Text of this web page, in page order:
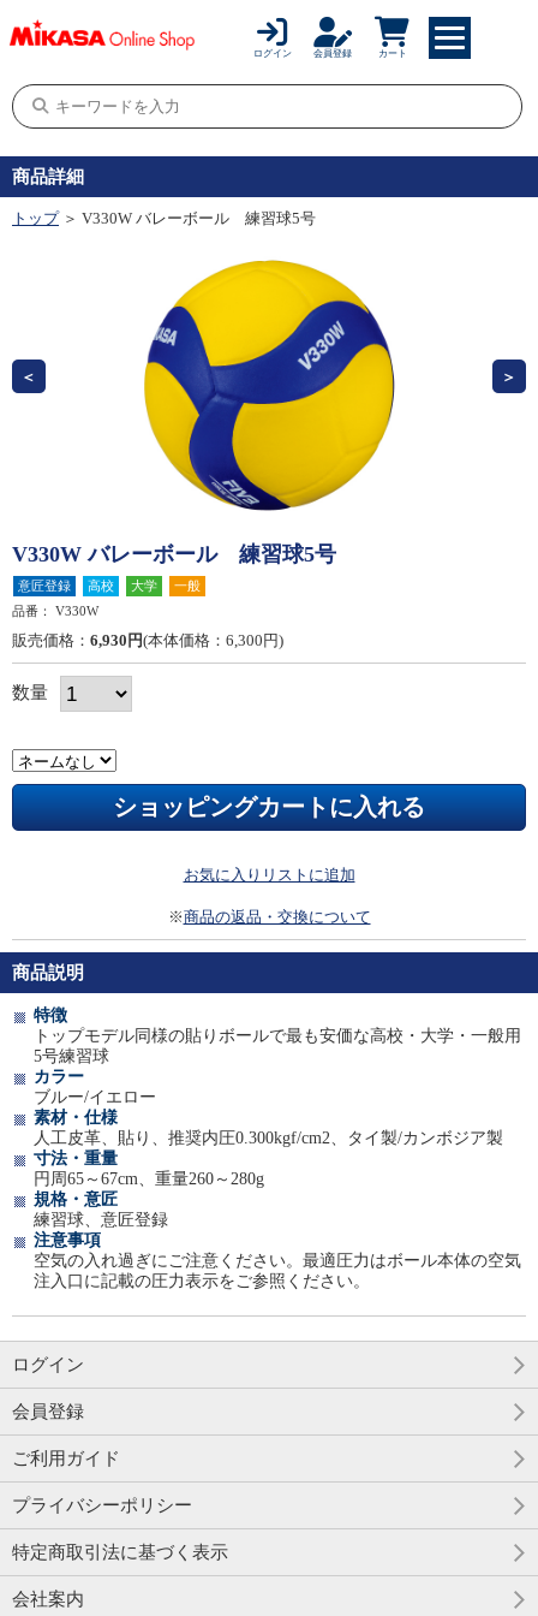
ログイン 会員登録 カート
商品詳細
トップ＞ V330W バレーボール 練習球5号
V330W バレーボール 練習球5号
意匠登録 高校 大学
一般
品番：
V330W
販売価格： 6,930円(本体価格：6,300円)
数量
お気に入りリストに追加
※商品の返品・交換について
商品説明
特徴
トップモデル同様の貼りボールで最も安価な高校・大学・一般用
5号練習球
カラー
ブルー/イエロー
素材・仕様
人工皮革、貼り、推奨内圧0.300kgf/cm2、タイ製/カンボジア製
寸法・重量
円周65～67cm、重量260～280g
規格・意匠
練習球、意匠登録
注意事項
空気の入れ過ぎにご注意ください。最適圧力はボール本体の空気
注入口に記載の圧力表示をご参照ください。
ログイン
会員登録
ご利用ガイド
プライバシーポリシー
特定商取引法に基づく表示
会社案内